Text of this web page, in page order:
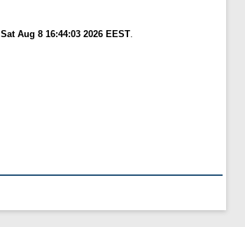
Sat Aug 8 16:44:03 2026 EEST.